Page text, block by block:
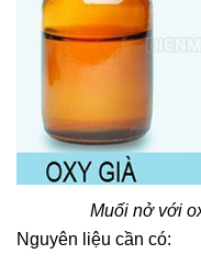
Muối nở với
Nguyên liệu cần có: